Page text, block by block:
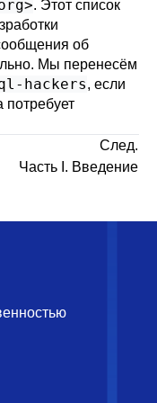
>. Этот список
об
Мы перенесём
hackers, если
потребует
След.
Часть I. Введение